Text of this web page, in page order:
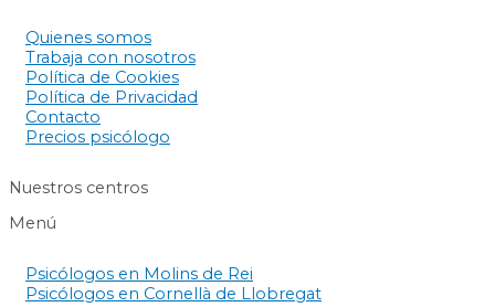
Quienes somos
Trabaja con nosotros
Política de Cookies
Política de Privacidad
Contacto
Precios psicólogo
Nuestros centros
Menú
Psicólogos en Molins de Rei
Psicólogos en Cornellà de Llobregat